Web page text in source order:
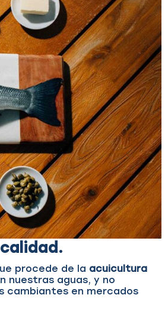
procede de la acuicultura
nuestras aguas, y no
cambiantes en mercados